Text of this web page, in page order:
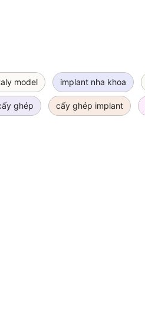
model implant nha khoa
ghép cấy ghép implant